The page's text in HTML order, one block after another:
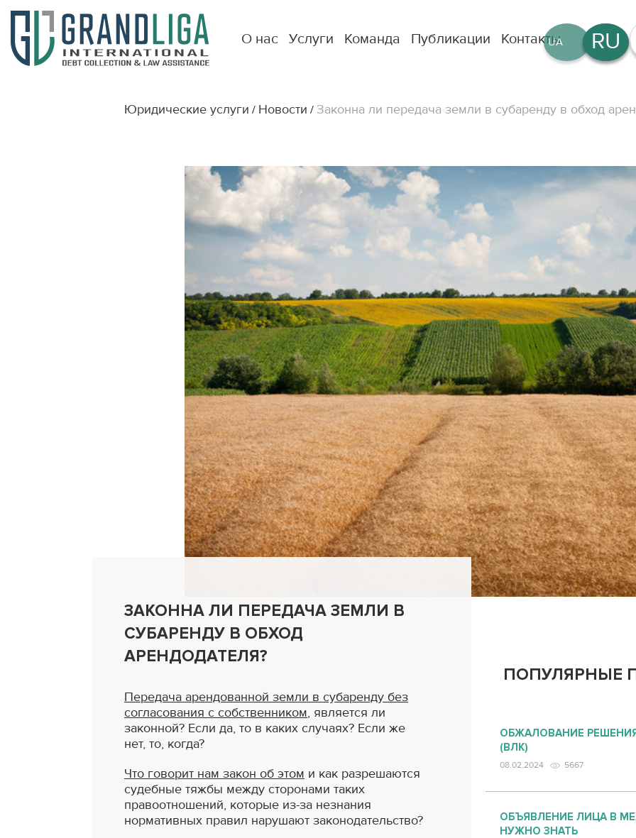
О нас Услуги Команда Публикации Контакты RU
UA EN
Юридические услуги / Новости / Законна ли передача земли в субаренду в обход
ПОПУЛЯРНЫЕ
ОБЖАЛОВАНИЕ
(ВЛК)
08.02.2024 5667
ОБЪЯВЛЕНИЕ ЛИЦА В
НУЖНО ЗНАТЬ
ЗАКОННА ЛИ ПЕРЕДАЧА ЗЕМЛИ В
СУБАРЕНДУ В ОБХОД
АРЕНДОДАТЕЛЯ?
Передача арендованной земли в субаренду без
согласования с собственником, является ли
законной? Если да, то в каких случаях? Если же
нет, то, когда?
Что говорит нам закон об этом и как разрешаются
судебные тяжбы между сторонами таких
правоотношений, которые из-за незнания
нормативных правил нарушают законодательство?